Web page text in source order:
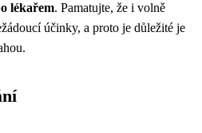
lékařem. Pamatujte, že i volně
účinky, a proto je důležité je